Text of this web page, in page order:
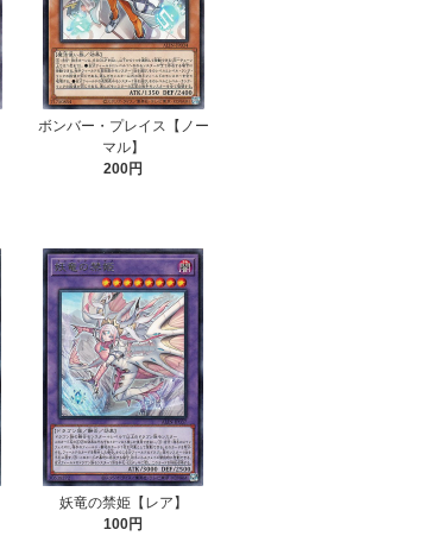
ボンバー・プレイス【ノー
マル】
200円
妖竜の禁姫【レア】
100円